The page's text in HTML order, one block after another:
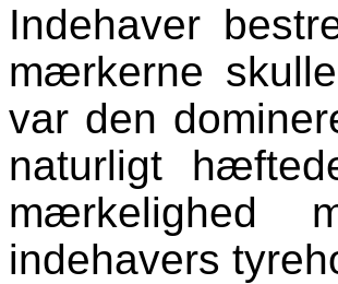
Indehaver
mærkerne
var den
naturligt
mærkelighed
indehavers